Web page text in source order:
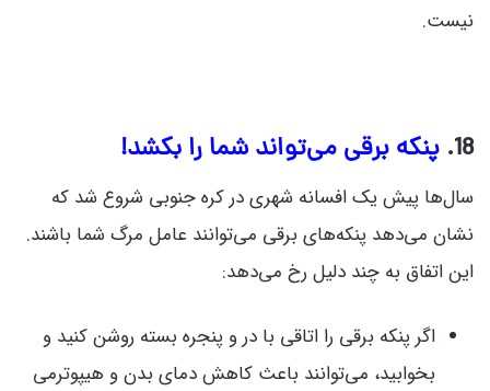
نیست.
18. پنکه برقی می‌تواند شما را بکشد!
سال‌ها پیش یک افسانه شهری در کره جنوبی شروع شد که
نشان می‌دهد پنکه‌های برقی می‌توانند عامل مرگ شما باشند.
این اتفاق به چند دلیل رخ می‌دهد:
اگر پنکه برقی را اتاقی با در و پنجره بسته روشن کنید و
بخوابید، می‌توانند باعث کاهش دمای بدن و هیپوترمی